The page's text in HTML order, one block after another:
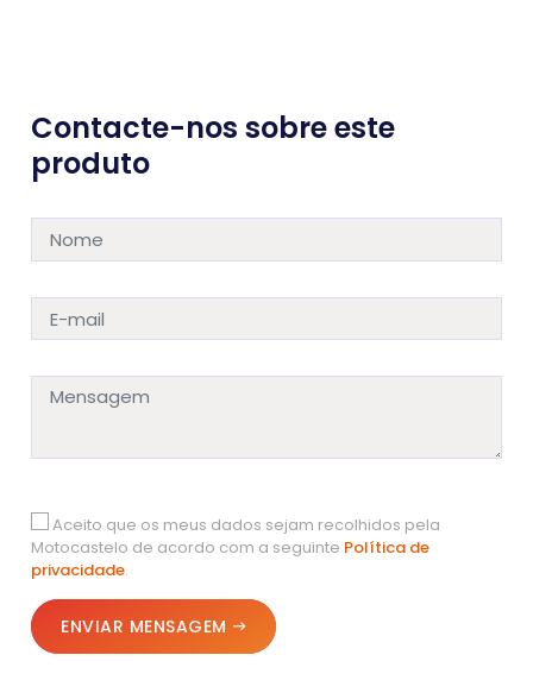
Contacte-nos sobre este
produto
Aceito que os meus dados sejam recolhidos pela
Motocastelo de acordo com a seguinte Política de
privacidade.
ENVIAR MENSAGEM